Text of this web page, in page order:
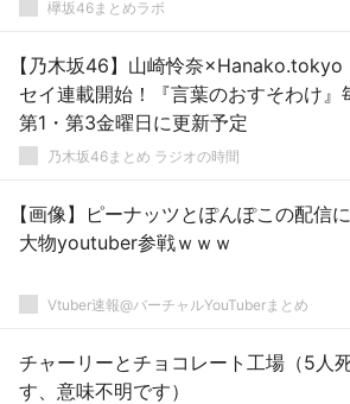
欅坂46まとめラボ
【乃木坂46】山崎怜奈×Hanako.tokyo
セイ連載開始！『言葉のおすそわけ』
第1・第3金曜日に更新予定
乃木坂46まとめ ラジオの時間
【画像】ピーナッツとぽんぽこの配信
大物youtuber参戦ｗｗｗ
Vtuber速報@バーチャルYouTuberまとめ
チャーリーとチョコレート工場（5人
す、意味不明です）